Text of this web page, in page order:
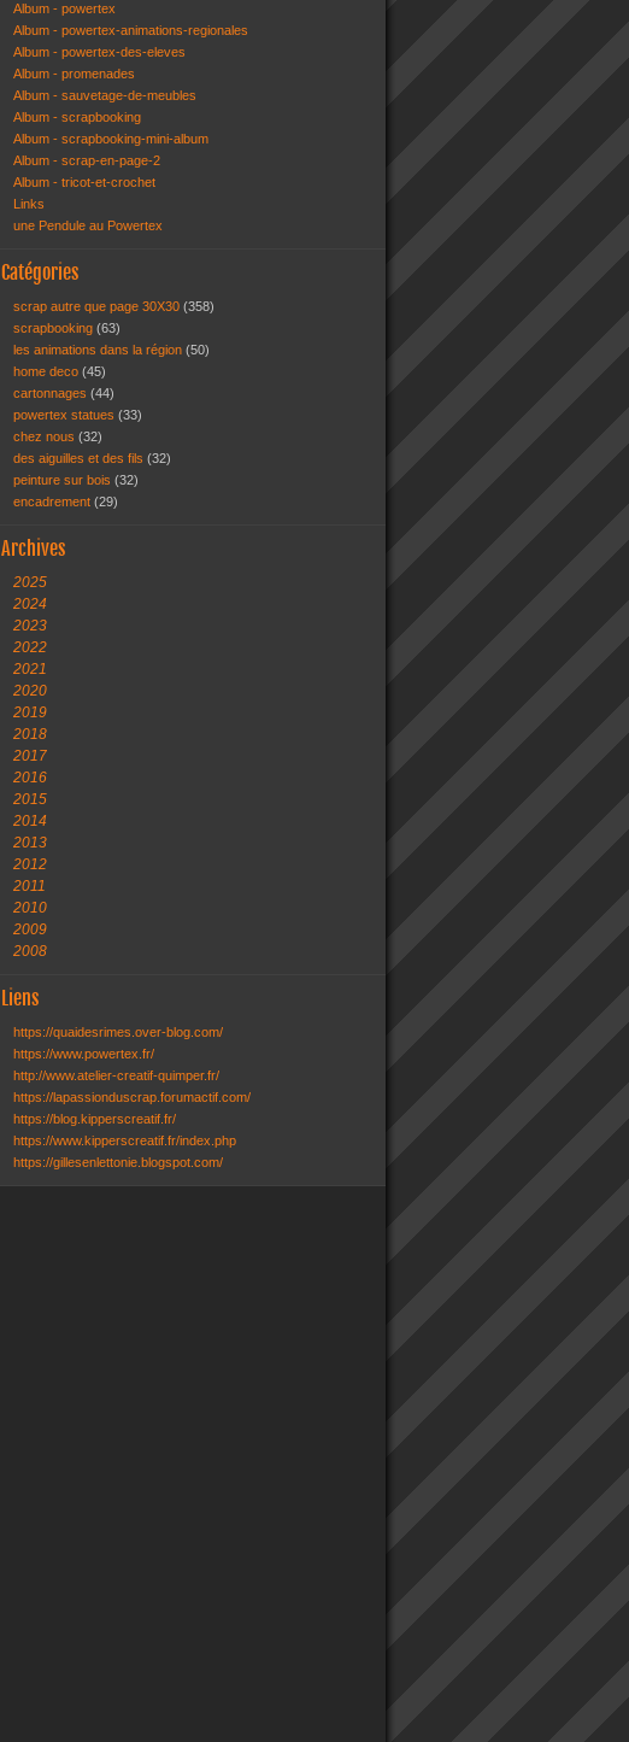
Album - powertex
Album - powertex-animations-regionales
Album - powertex-des-eleves
Album - promenades
Album - sauvetage-de-meubles
Album - scrapbooking
Album - scrapbooking-mini-album
Album - scrap-en-page-2
Album - tricot-et-crochet
Links
une Pendule au Powertex
Catégories
scrap autre que page 30X30 (358)
scrapbooking (63)
les animations dans la région (50)
home deco (45)
cartonnages (44)
powertex statues (33)
chez nous (32)
des aiguilles et des fils (32)
peinture sur bois (32)
encadrement (29)
Archives
2025
2024
2023
2022
2021
2020
2019
2018
2017
2016
2015
2014
2013
2012
2011
2010
2009
2008
Liens
https://quaidesrimes.over-blog.com/
https://www.powertex.fr/
http://www.atelier-creatif-quimper.fr/
https://lapassionduscrap.forumactif.com/
https://blog.kipperscreatif.fr/
https://www.kipperscreatif.fr/index.php
https://gillesenlettonie.blogspot.com/